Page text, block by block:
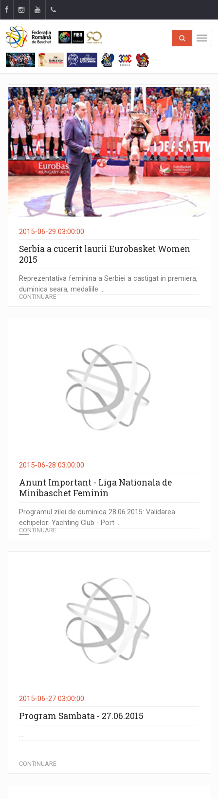
2015-06-29 03:00:00
Serbia a cucerit laurii Eurobasket Women
2015
Reprezentativa feminina a Serbiei a castigat in premiera,
duminica seara, medaliile ...
CONTINUARE
2015-06-28 03:00:00
Anunt Important - Liga Nationala de
Minibaschet Feminin
Programul zilei de duminica 28.06.2015: Validarea
echipelor: Yachting Club - Port ...
CONTINUARE
2015-06-27 03:00:00
Program Sambata - 27.06.2015
CONTINUARE